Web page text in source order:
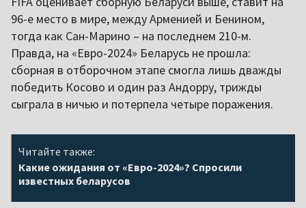
96-е место в мире, между Арменией и Бенином,
тогда как Сан-Марино – на последнем 210-м.
Правда, на «Евро-2024» Беларусь не прошла:
сборная в отборочном этапе смогла лишь дважды
победить Косово и один раз Андорру, трижды
сыграла в ничью и потерпела четыре поражения.
Читайте также:
Какие ожидания от «Евро-2024»? Спросили
известных беларусов